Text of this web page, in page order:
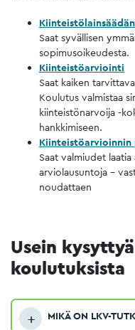
Saat syvällisen
sopimusoikeudesta.
Kiinteistöarviointi
Saat kaiken
Koulutus valmistaa
kiinteistönarvoija -
hankkimiseen.
Kiinteistöarvioinnin
Saat valmiudet
arviolausuntoja –
noudattaen
Usein
koulutuksista
MIKÄ ON LKV-